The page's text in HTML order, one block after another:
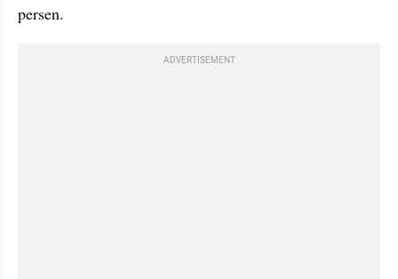
persen.
ADVERTISEMENT